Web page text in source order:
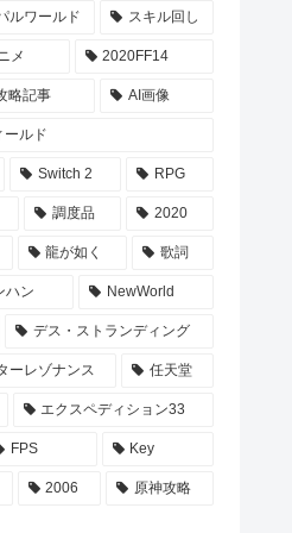
ルワールド スキル回し
メ 2020FF14
略記事 AI画像
ールド
Switch 2 RPG
調度品 2020
龍が如く 歌詞
ハン NewWorld
デス・ストランディング
ーレゾナンス 任天堂
エクスペディション33
FPS Key
2006 原神攻略